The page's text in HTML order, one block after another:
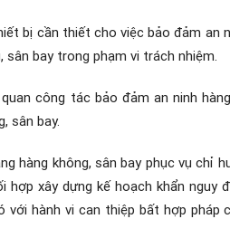
bị cần thiết cho việc bảo đảm an
bay trong phạm vi trách nhiệm.
công tác bảo đảm an ninh
sân bay.
hàng không, sân bay phục vụ chỉ
hợp xây dựng kế hoạch khẩn
hành vi can thiệp bất hợp